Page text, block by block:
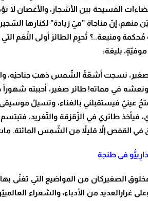
الفسيحة بين الأشجار، والأغصان لا
منهم، إنّ مناجاة ”ميّ زيادة” لكنارها
مُحكمة ومنيعة..؟ تُحرِم الطائرَ أولى النِّعَم
موفيّةٍ، بليغة:
نسجت أشعّةُ الشّمس ذهبَ جناحيْه،
ونعشه في مماته! طائر صغير، أحببته شهوراً
عينيّ فيستقبلني بالغناء، وتسيلُ
فيأخذ طائري في الزّقزقة والتّغريد،
في القفص إلاّ قليلاً من الشّمس المائتة.
فى طنجة
الصغيركان من المواضيع التي تغنّى بها
وعلى غرارالعديد من الأدباء، والشعراء